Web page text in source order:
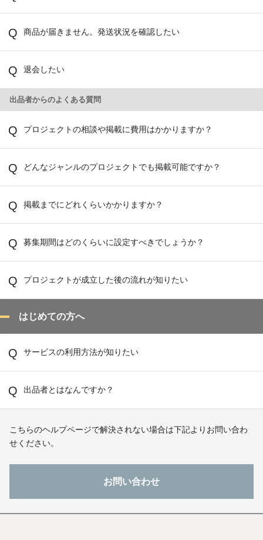
商品が届きません。発送状況を確認したい
退会したい
出品者からのよくある質問
プロジェクトの相談や掲載に費用はかかりますか？
どんなジャンルのプロジェクトでも掲載可能ですか？
掲載までにどれくらいかかりますか？
募集期間はどのくらいに設定すべきでしょうか？
プロジェクトが成立した後の流れが知りたい
はじめての方へ
サービスの利用方法が知りたい
出品者とはなんですか？
こちらのヘルプページで解決されない場合は下記よりお問い合わ
せください。
お問い合わせ